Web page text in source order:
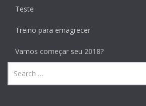
Teste
Treino para emagrecer
Vamos começar seu 2018?